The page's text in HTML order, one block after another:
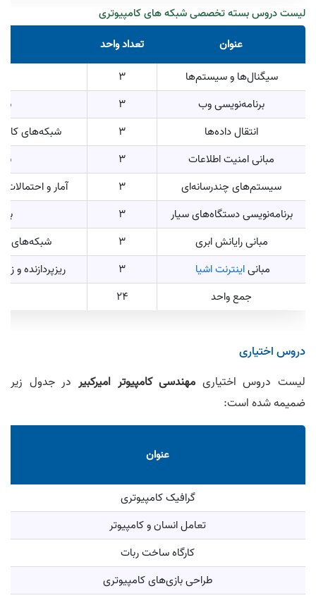
لیست دروس بسته تخصصی شبکه های کامپیوتری
عنوان
تعداد واحد
سیگنال‌ها و سیستم‌ها
3
برنامه‌نویسی وب
3
انتقال داده‌ها
3
شبکه‌های
مبانی امنیت اطلاعات
3
سیستم‌های چندرسانه‌ای
3
آمار و
برنامه‌نویسی دستگاه‌های سیار
3
مبانی رایانش ابری
3
شبکه‌های
مبانیاینترنت اشیا 3
ریزپردازنده و
جمع واحد
24
دروس اختیاری
لیست دروس اختیاری مهندسی کامپیوتر امیرکبیر در جدول زیر
ضمیمه شده است:
عنوان
گرافیک کامپیوتری
تعامل انسان و کامپیوتر
کارگاه ساخت ربات
طراحی بازی‌های کامپیوتری